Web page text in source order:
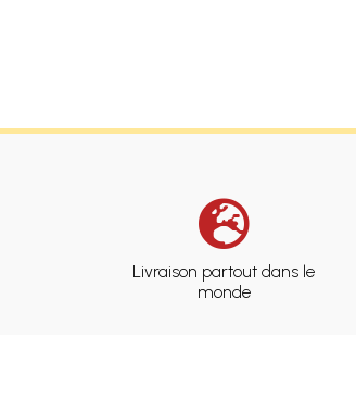
Livraison partout dans le
monde